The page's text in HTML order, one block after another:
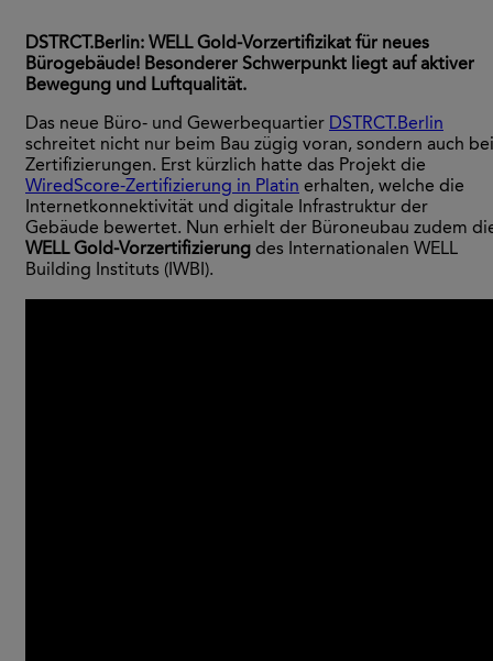
DSTRCT.Berlin: WELL Gold-Vorzertifizikat für neues
Bürogebäude! Besonderer Schwerpunkt liegt auf aktiver
Bewegung und Luftqualität.
Das neue Büro- und Gewerbequartier DSTRCT.Berlin
schreitet nicht nur beim Bau zügig voran, sondern auch bei
Zertifizierungen. Erst kürzlich hatte das Projekt die
WiredScore-Zertifizierung in Platin erhalten, welche die
Internetkonnektivität und digitale Infrastruktur der
Gebäude bewertet. Nun erhielt der Büroneubau zudem
WELL Gold-Vorzertifizierung des Internationalen WELL
Building Instituts (IWBI).